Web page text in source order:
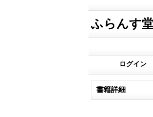
ふらんす
ログイン
書籍詳細